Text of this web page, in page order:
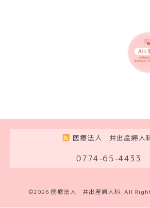
医療法人 井出産婦人
0774-65-4433
©2026 医療法人 井出産婦人科. All